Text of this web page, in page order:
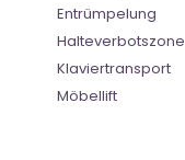
Entrümpelung
Halteverbotszone
Klaviertransport
Möbellift